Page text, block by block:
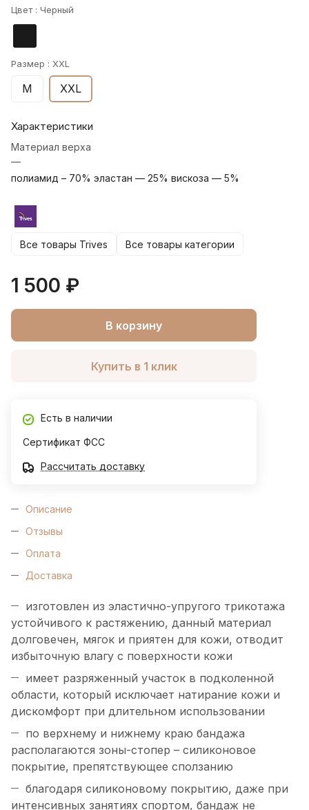
Цвет : Черный
Размер : XXL
M XXL
Характеристики
Материал верха
—
полиамид – 70% эластан — 25% вискоза — 5%
Все товары Trives Все товары категории
1 500 ₽
В корзину
Купить в 1 клик
Есть в наличии
Сертификат ФСС
Рассчитать доставку
Описание
Отзывы
Оплата
Доставка
изготовлен из эластично-упругого трикотажа
устойчивого к растяжению, данный материал
долговечен, мягок и приятен для кожи, отводит
избыточную влагу с поверхности кожи
имеет разряженный участок в подколенной
области, который исключает натирание кожи и
дискомфорт при длительном использовании
по верхнему и нижнему краю бандажа
располагаются зоны-стопер – силиконовое
покрытие, препятствующее сползанию
благодаря силиконовому покрытию, даже при
интенсивных занятиях спортом, бандаж не